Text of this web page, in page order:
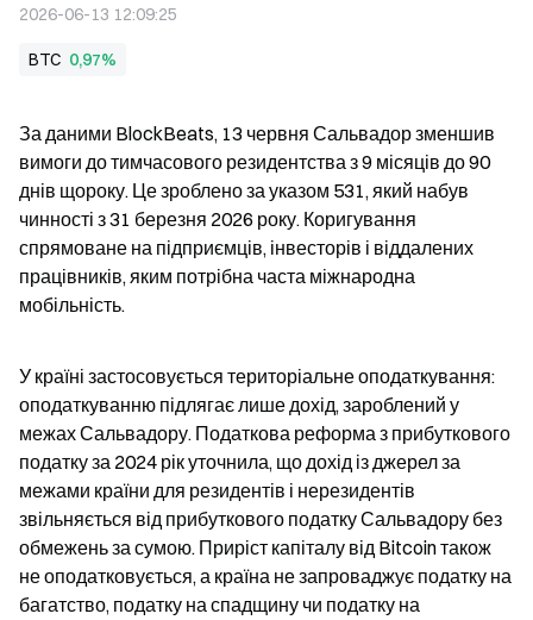
2026-06-13 12:09:25
BTC 0,97%
За даними BlockBeats, 13 червня Сальвадор зменшив
вимоги до тимчасового резидентства з 9 місяців до 90
днів щороку. Це зроблено за указом 531, який набув
чинності з 31 березня 2026 року. Коригування
спрямоване на підприємців, інвесторів і віддалених
працівників, яким потрібна часта міжнародна
мобільність.
У країні застосовується територіальне оподаткування:
оподаткуванню підлягає лише дохід, зароблений у
межах Сальвадору. Податкова реформа з прибуткового
податку за 2024 рік уточнила, що дохід із джерел за
межами країни для резидентів і нерезидентів
звільняється від прибуткового податку Сальвадору без
обмежень за сумою. Приріст капіталу від Bitcoin також
не оподатковується, а країна не запроваджує податку на
багатство, податку на спадщину чи податку на